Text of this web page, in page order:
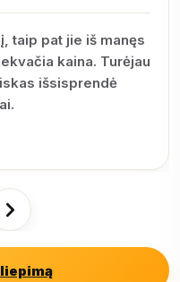
taip pat jie iš manęs
kaina. Turėjau
išsisprendė